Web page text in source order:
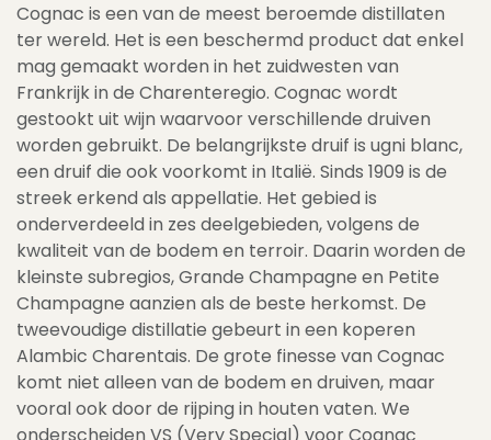
Cognac is een van de meest beroemde distillaten
ter wereld. Het is een beschermd product dat enkel
mag gemaakt worden in het zuidwesten van
Frankrijk in de Charenteregio. Cognac wordt
gestookt uit wijn waarvoor verschillende druiven
worden gebruikt. De belangrijkste druif is ugni blanc,
een druif die ook voorkomt in Italië. Sinds 1909 is de
streek erkend als appellatie. Het gebied is
onderverdeeld in zes deelgebieden, volgens de
kwaliteit van de bodem en terroir. Daarin worden de
kleinste subregios, Grande Champagne en Petite
Champagne aanzien als de beste herkomst. De
tweevoudige distillatie gebeurt in een koperen
Alambic Charentais. De grote finesse van Cognac
komt niet alleen van de bodem en druiven, maar
vooral ook door de rijping in houten vaten. We